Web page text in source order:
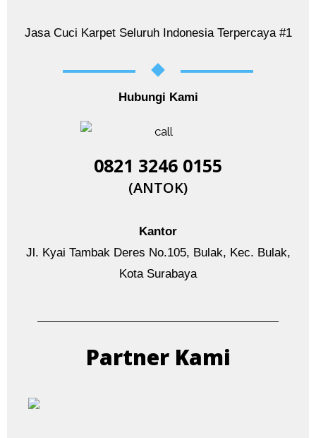
Jasa Cuci Karpet Seluruh Indonesia Terpercaya #1
Hubungi Kami
0821 3246 0155​
(ANTOK)
Kantor
Jl. Kyai Tambak Deres No.105, Bulak, Kec. Bulak,
Kota Surabaya
Partner Kami